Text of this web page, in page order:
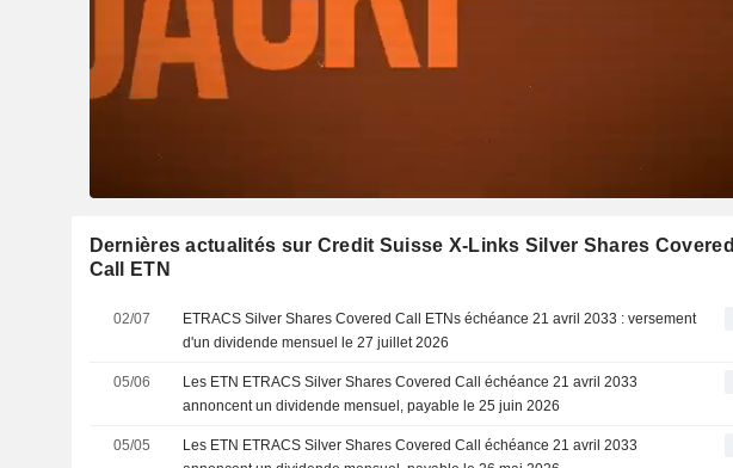
Dernières actualités sur Credit Suisse X-Links Silver Shares Covered
Call ETN
02/07
ETRACS Silver Shares Covered Call ETNs échéance 21 avril 2033 : versement
d'un dividende mensuel le 27 juillet 2026
05/06
Les ETN ETRACS Silver Shares Covered Call échéance 21 avril 2033
annoncent un dividende mensuel, payable le 25 juin 2026
05/05
Les ETN ETRACS Silver Shares Covered Call échéance 21 avril 2033